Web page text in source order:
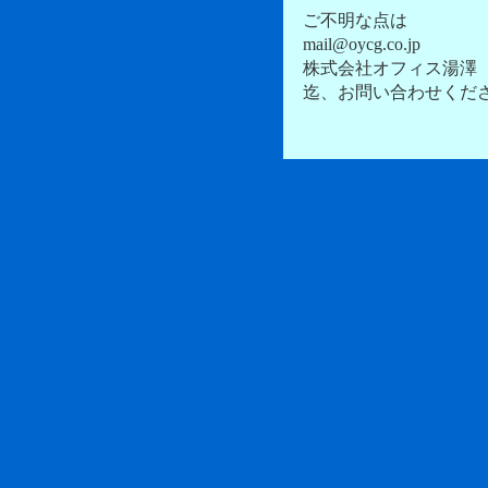
ご不明な点は
mail@oycg.co.jp
株式会社オフィス湯
迄、お問い合わせくだ